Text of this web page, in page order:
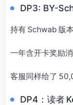
DP3: BY-
持有 Schwab 版
一年含开卡奖励
客服同样给了
DP4：读者